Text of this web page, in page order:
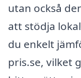
utan också
att stödja
du enkelt
pris.se, vilket